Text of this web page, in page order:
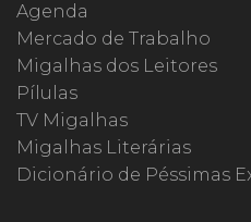
Agenda
Mercado de Trabalho
Migalhas dos Leitores
Pílulas
TV Migalhas
Migalhas Literárias
Dicionário de Péssimas